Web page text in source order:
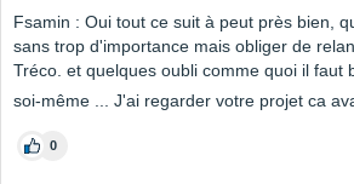
Fsamin : Oui tout ce suit à peut près bien,
sans trop d'importance mais obliger de
Tréco. et quelques oubli comme quoi il faut
soi-même ... J'ai regarder votre projet ca
0